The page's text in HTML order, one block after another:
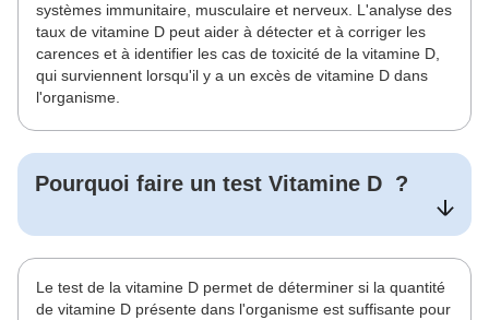
systèmes immunitaire, musculaire et nerveux. L'analyse des
taux de vitamine D peut aider à détecter et à corriger les
carences et à identifier les cas de toxicité de la vitamine D,
qui surviennent lorsqu'il y a un excès de vitamine D dans
l'organisme.
Pourquoi faire un test Vitamine D ?
Le test de la vitamine D permet de déterminer si la quantité
de vitamine D présente dans l'organisme est suffisante pour